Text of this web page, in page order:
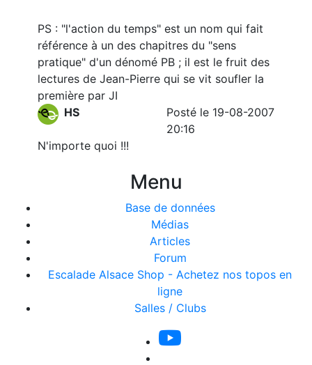
PS : "l'action du temps" est un nom qui fait
référence à un des chapitres du "sens
pratique" d'un dénomé PB ; il est le fruit des
lectures de Jean-Pierre qui se vit soufler la
première par JI
HS
Posté le 19-08-2007
20:16
N'importe quoi !!!
Menu
Base de données
Médias
Articles
Forum
Escalade Alsace Shop - Achetez nos topos en
ligne
Salles / Clubs